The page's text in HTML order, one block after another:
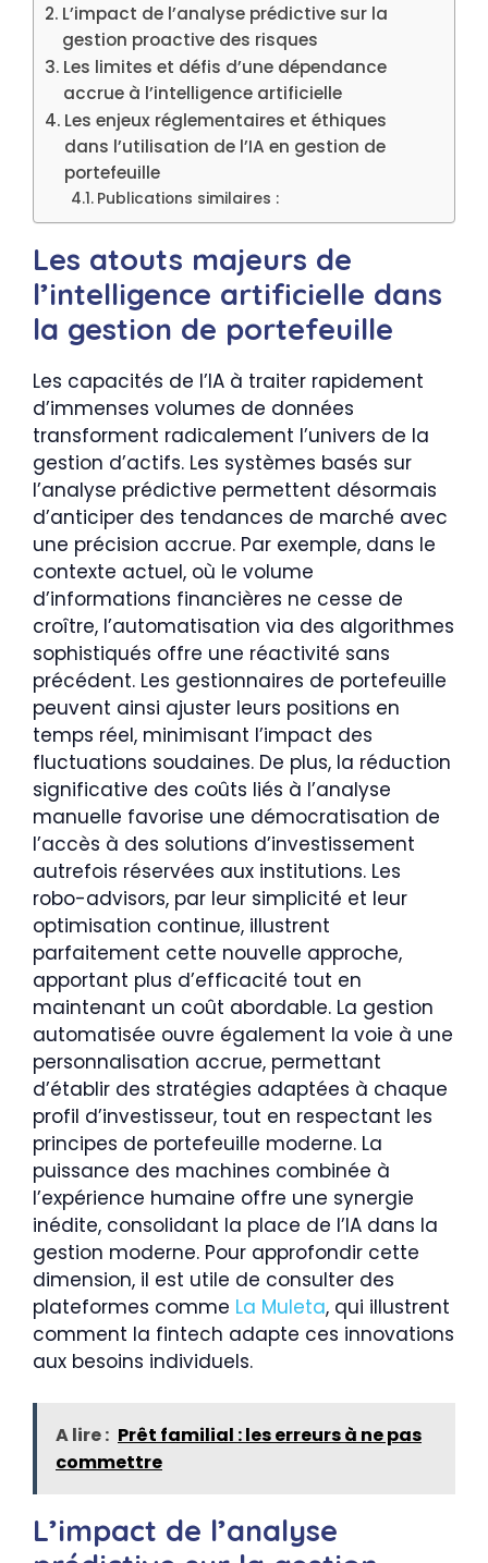
L’impact de l’analyse prédictive sur la
gestion proactive des risques
Les limites et défis d’une dépendance
accrue à l’intelligence artificielle
Les enjeux réglementaires et éthiques
dans l’utilisation de l’IA en gestion de
portefeuille
Publications similaires :
Les atouts majeurs de
l’intelligence artificielle dans
la gestion de portefeuille
Les capacités de l’IA à traiter rapidement
d’immenses volumes de données
transforment radicalement l’univers de la
gestion d’actifs. Les systèmes basés sur
l’analyse prédictive permettent désormais
d’anticiper des tendances de marché avec
une précision accrue. Par exemple, dans le
contexte actuel, où le volume
d’informations financières ne cesse de
croître, l’automatisation via des algorithmes
sophistiqués offre une réactivité sans
précédent. Les gestionnaires de portefeuille
peuvent ainsi ajuster leurs positions en
temps réel, minimisant l’impact des
fluctuations soudaines. De plus, la réduction
significative des coûts liés à l’analyse
manuelle favorise une démocratisation de
l’accès à des solutions d’investissement
autrefois réservées aux institutions. Les
robo-advisors, par leur simplicité et leur
optimisation continue, illustrent
parfaitement cette nouvelle approche,
apportant plus d’efficacité tout en
maintenant un coût abordable. La gestion
automatisée ouvre également la voie à une
personnalisation accrue, permettant
d’établir des stratégies adaptées à chaque
profil d’investisseur, tout en respectant les
principes de portefeuille moderne. La
puissance des machines combinée à
l’expérience humaine offre une synergie
inédite, consolidant la place de l’IA dans la
gestion moderne. Pour approfondir cette
dimension, il est utile de consulter des
plateformes comme La Muleta, qui illustrent
comment la fintech adapte ces innovations
aux besoins individuels.
A lire : Prêt familial : les erreurs à ne pas
commettre
L’impact de l’analyse